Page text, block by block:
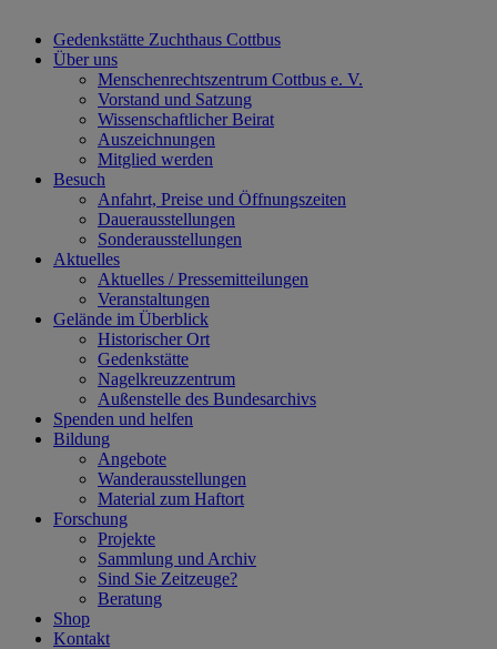
Gedenkstätte Zuchthaus Cottbus
Über uns
Menschenrechtszentrum Cottbus e. V.
Vorstand und Satzung
Wissenschaftlicher Beirat
Auszeichnungen
Mitglied werden
Besuch
Anfahrt, Preise und Öffnungszeiten
Dauerausstellungen
Sonderausstellungen
Aktuelles
Aktuelles / Pressemitteilungen
Veranstaltungen
Gelände im Überblick
Historischer Ort
Gedenkstätte
Nagelkreuzzentrum
Außenstelle des Bundesarchivs
Spenden und helfen
Bildung
Angebote
Wanderausstellungen
Material zum Haftort
Forschung
Projekte
Sammlung und Archiv
Sind Sie Zeitzeuge?
Beratung
Shop
Kontakt